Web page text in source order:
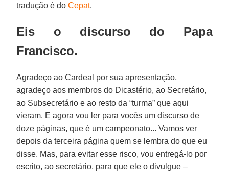
tradução é doCepat.
Eis o discurso do Papa
Francisco.
Agradeço ao Cardeal por sua apresentação,
agradeço aos membros do Dicastério, ao Secretário,
ao Subsecretário e ao resto da “turma” que aqui
vieram. E agora vou ler para vocês um discurso de
doze páginas, que é um campeonato... Vamos ver
depois da terceira página quem se lembra do que eu
disse. Mas, para evitar esse risco, vou entregá-lo por
escrito, ao secretário, para que ele o divulgue –